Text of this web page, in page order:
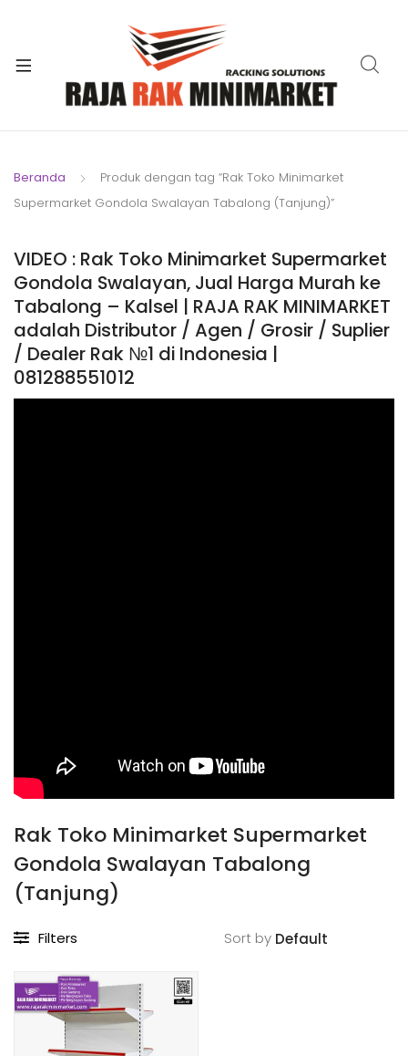
Beranda
Produk dengan tag “Rak Toko Minimarket
Supermarket Gondola Swalayan Tabalong (Tanjung)”
VIDEO : Rak Toko Minimarket Supermarket
Gondola Swalayan, Jual Harga Murah ke
Tabalong – Kalsel | RAJA RAK MINIMARKET
adalah Distributor / Agen / Grosir / Suplier
/ Dealer Rak №1 di Indonesia |
081288551012
Rak Toko Minimarket Supermarket
Gondola Swalayan Tabalong
(Tanjung)
Filters Sort by